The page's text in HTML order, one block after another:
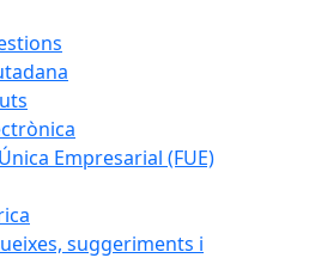
Empresarial (FUE)
suggeriments i